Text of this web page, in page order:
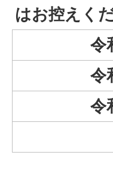
はお控えく
令
令
令